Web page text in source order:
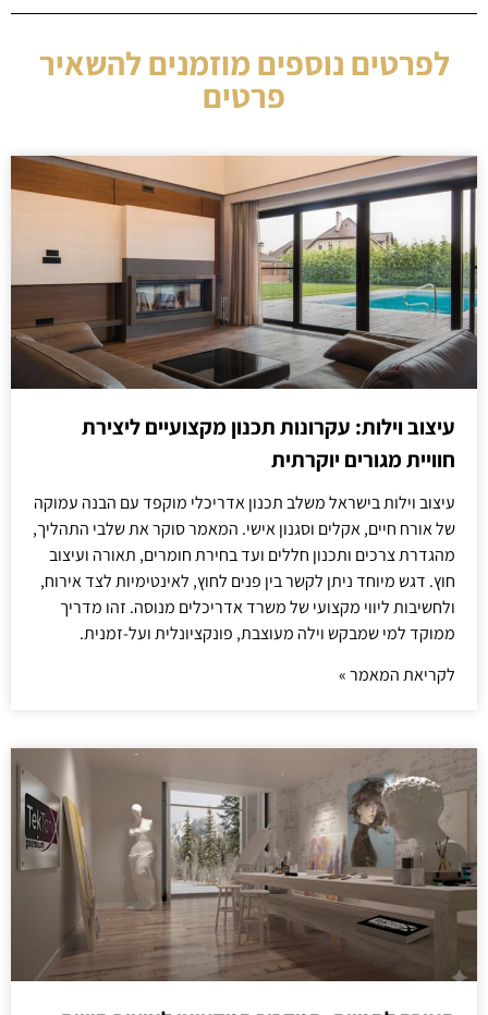
לפרטים נוספים מוזמנים להשאיר
פרטים
עיצוב וילות: עקרונות תכנון מקצועיים ליצירת
חוויית מגורים יוקרתית
עיצוב וילות בישראל משלב תכנון אדריכלי מוקפד עם הבנה עמוקה
של אורח חיים, אקלים וסגנון אישי. המאמר סוקר את שלבי התהליך,
מהגדרת צרכים ותכנון חללים ועד בחירת חומרים, תאורה ועיצוב
חוץ. דגש מיוחד ניתן לקשר בין פנים לחוץ, לאינטימיות לצד אירוח,
ולחשיבות ליווי מקצועי של משרד אדריכלים מנוסה. זהו מדריך
ממוקד למי שמבקש וילה מעוצבת, פונקציונלית ועל-זמנית.
לקריאת המאמר »